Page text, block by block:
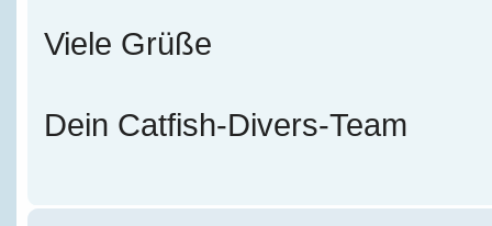
Viele Grüße
Dein Catfish-Divers-Team